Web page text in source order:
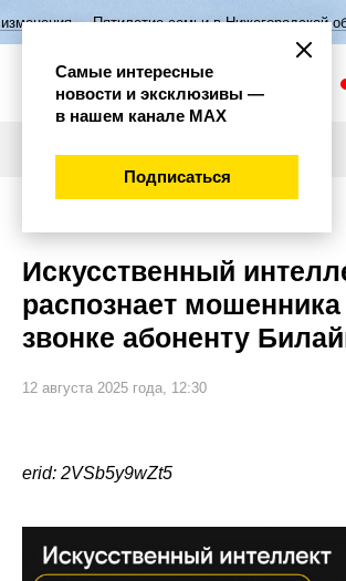
семьи в Нижегородской области Год
Искусственный
распознает
звонке абоненту
12 августа 2025 года, 12:30
erid: 2VSb5y9wZt5
Самые интересные
новости и эксклюзивы —
в нашем канале МАХ
Подписаться